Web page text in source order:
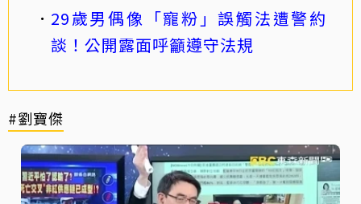
29歲男偶像「寵粉」誤觸法遭警約
談！公開露面呼籲遵守法規
#劉寶傑